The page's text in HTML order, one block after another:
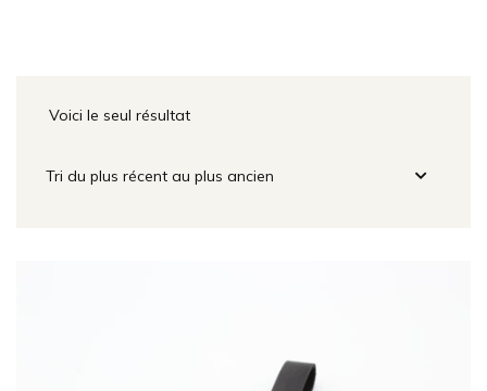
Voici le seul résultat